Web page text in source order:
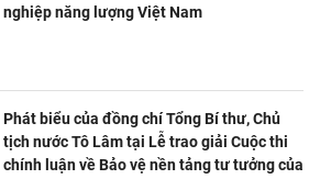
nghiệp năng lượng Việt Nam
Phát biểu của đồng chí Tổng Bí thư, Chủ
tịch nước Tô Lâm tại Lễ trao giải Cuộc thi
chính luận về Bảo vệ nền tảng tư tưởng của